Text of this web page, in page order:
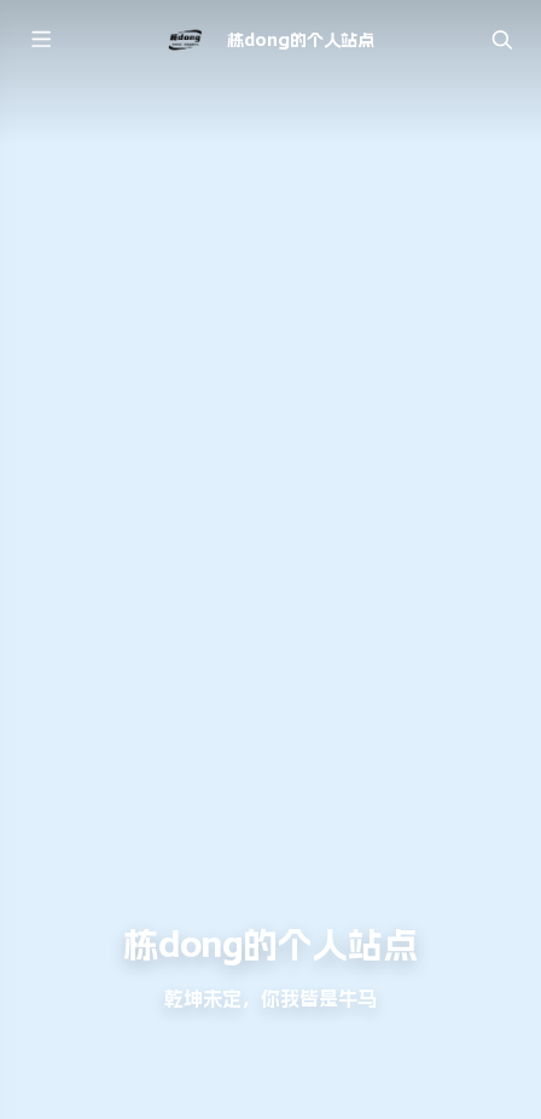
栋dong的个人站点
栋dong的个人站点
乾坤未定，你我皆是牛马